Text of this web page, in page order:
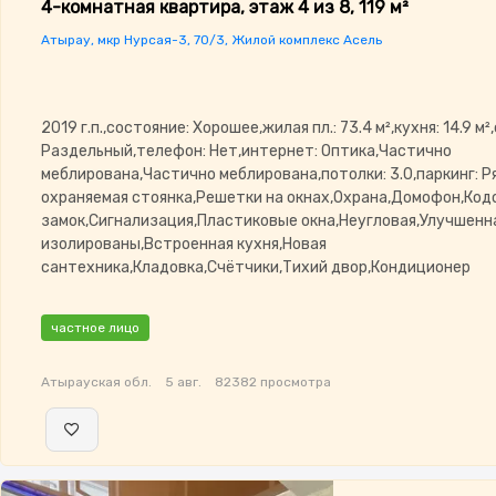
4-комнатная квартира, этаж 4 из 8, 119 м²
Атырау, мкр Нурсая-3, 70/3, Жилой комплекс Асель
2019 г.п.,состояние: Хорошее,жилая пл.: 73.4 м²,кухня: 14.9
Раздельный,телефон: Нет,интернет: Оптика,Частично
меблирована,Частично меблирована,потолки: 3.0,паркинг:
охраняемая стоянка,Решетки на
замок,Сигнализация,Пластиковые
изолированы,Встроенная кухня,Новая
сантехника,Кладовка,Счётчики,Тихий двор,Кондиционер
частное лицо
Атырауская обл. 5 авг. 82382 просмотра